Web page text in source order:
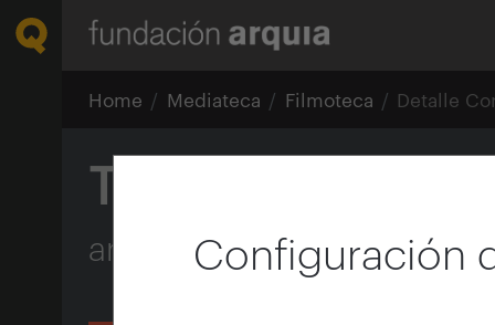
Configuración
Home Mediateca Filmoteca Detalle
Transversalidad
arquitectura y cultura